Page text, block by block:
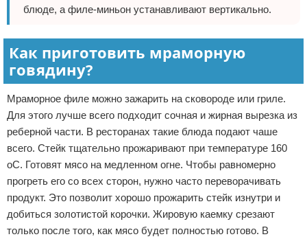
блюде, а филе-миньон устанавливают вертикально.
Как приготовить мраморную
говядину?
Мраморное филе можно зажарить на сковороде или гриле.
Для этого лучше всего подходит сочная и жирная вырезка из
реберной части. В ресторанах такие блюда подают чаше
всего. Стейк тщательно прожаривают при температуре 160
оС. Готовят мясо на медленном огне. Чтобы равномерно
прогреть его со всех сторон, нужно часто переворачивать
продукт. Это позволит хорошо прожарить стейк изнутри и
добиться золотистой корочки. Жировую каемку срезают
только после того, как мясо будет полностью готово. В